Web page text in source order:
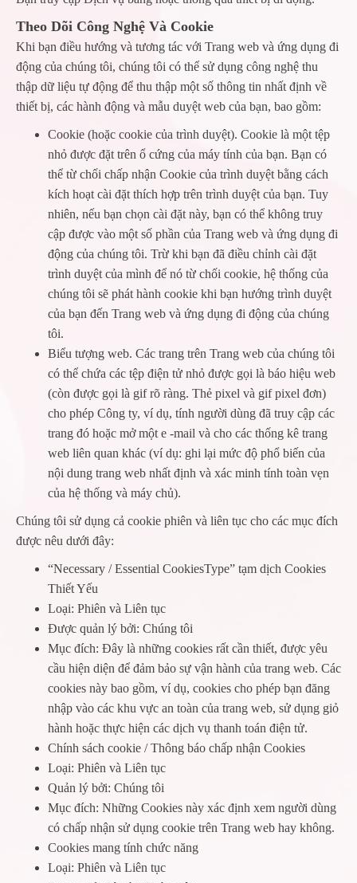
Theo Dõi Công Nghệ Và Cookie
Khi bạn điều hướng và tương tác với Trang web và ứng dụng đi
động của chúng tôi, chúng tôi có thể sử dụng công nghệ thu
thập dữ liệu tự động để thu thập một số thông tin nhất định về
thiết bị, các hành động và mẫu duyệt web của bạn, bao gồm:
Cookie (hoặc cookie của trình duyệt). Cookie là một tệp
nhỏ được đặt trên ổ cứng của máy tính của bạn. Bạn có
thể từ chối chấp nhận Cookie của trình duyệt bằng cách
kích hoạt cài đặt thích hợp trên trình duyệt của bạn. Tuy
nhiên, nếu bạn chọn cài đặt này, bạn có thể không truy
cập được vào một số phần của Trang web và ứng dụng đi
động của chúng tôi. Trừ khi bạn đã điều chỉnh cài đặt
trình duyệt của mình để nó từ chối cookie, hệ thống của
chúng tôi sẽ phát hành cookie khi bạn hướng trình duyệt
của bạn đến Trang web và ứng dụng đi động của chúng
tôi.
Biểu tượng web. Các trang trên Trang web của chúng tôi
có thể chứa các tệp điện tử nhỏ được gọi là báo hiệu web
(còn được gọi là gif rõ ràng. Thẻ pixel và gif pixel đơn)
cho phép Công ty, ví dụ, tính người dùng đã truy cập các
trang đó hoặc mở một e -mail và cho các thống kê trang
web liên quan khác (ví dụ: ghi lại mức độ phổ biến của
nội dung trang web nhất định và xác minh tính toàn vẹn
của hệ thống và máy chủ).
Chúng tôi sử dụng cả cookie phiên và liên tục cho các mục đích
được nêu dưới đây:
“Necessary / Essential CookiesType” tạm dịch Cookies
Thiết Yếu
Loại: Phiên và Liên tục
Được quản lý bởi: Chúng tôi
Mục đích: Đây là những cookies rất cần thiết, được yêu
cầu hiện diện để đảm bảo sự vận hành của trang web. Các
cookies này bao gồm, ví dụ, cookies cho phép bạn đăng
nhập vào các khu vực an toàn của trang web, sử dụng giỏ
hành hoặc thực hiện các dịch vụ thanh toán điện tử.
Chính sách cookie / Thông báo chấp nhận Cookies
Loại: Phiên và Liên tục
Quản lý bởi: Chúng tôi
Mục đích: Những Cookies này xác định xem người dùng
có chấp nhận sử dụng cookie trên Trang web hay không.
Cookies mang tính chức năng
Loại: Phiên và Liên tục